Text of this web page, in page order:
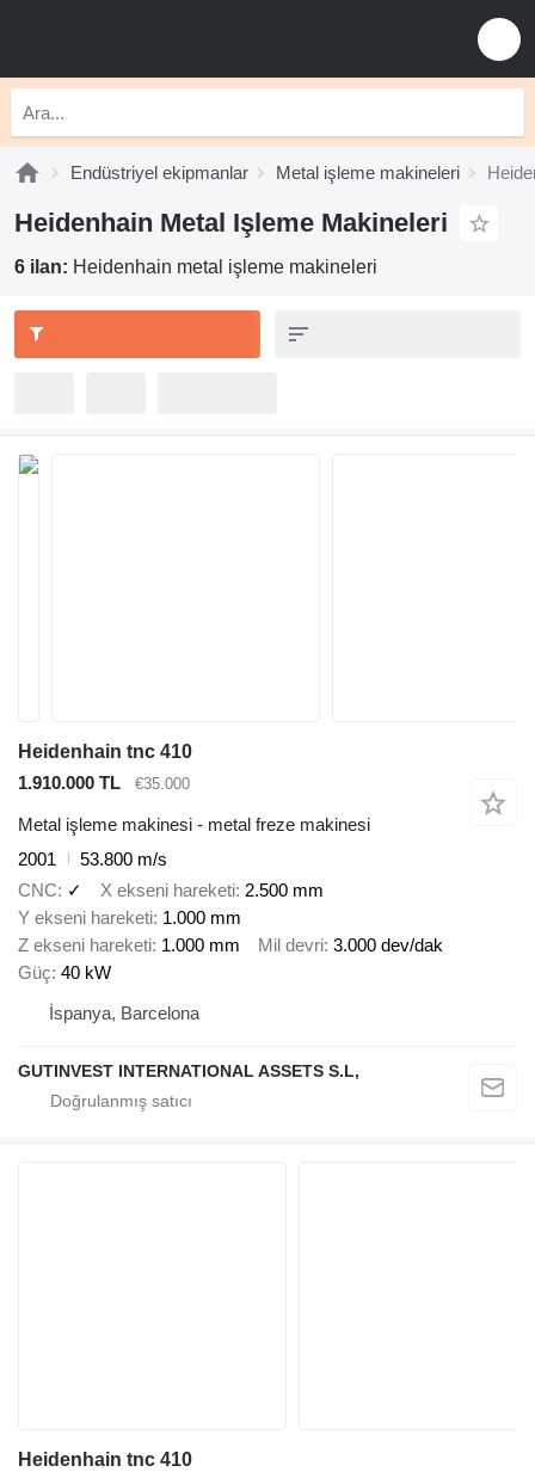
Endüstriyel ekipmanlar Metal işleme makineleri
Heidenhain Metal Işleme Makineleri
6 ilan: Heidenhain metal işleme makineleri
Heidenhain tnc 410
1.910.000 TL
€35.000
Metal işleme makinesi - metal freze makinesi
2001
53.800 m/s
CNC
✓ X ekseni hareketi 2.500 mm
Y ekseni hareketi 1.000 mm
Z ekseni hareketi 1.000 mm Mil devri 3.000 dev/dak
Güç 40 kW
İspanya, Barcelona
GUTINVEST INTERNATIONAL ASSETS S.L,
Heidenhain tnc 410